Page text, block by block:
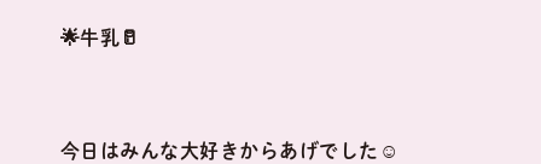
🌟牛乳🥛
今日はみんな大好きからあげでした☺